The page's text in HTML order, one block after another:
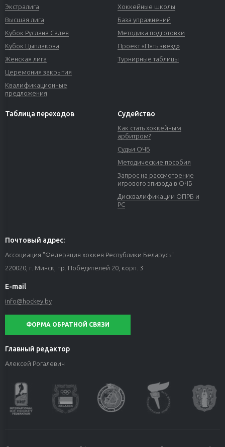
Экстралига
Высшая лига
Кубок Руслана Салея
Кубок Цыплакова
Женская лига
Церемония закрытия
Квалификационные
предложения
Хоккейные школы
База упражнений
Методика подготовки
Проект «Пять звезд»
Турнирные таблицы
Таблица переходов Судейство
Как стать хоккейным
арбитром?
Судьи ОЧБ
Методические пособия
Запрос на рассмотрение
игрового эпизода в ОЧБ
Дисквалификации ОПРБ и
РС
Почтовый адрес:
Ассоциация "Федерация хоккея Республики Беларусь"
220020, г. Минск, пр. Победителей 20, корп. 3
E-mail
info@hockey.by
ФОРМА ОБРАТНОЙ СВЯЗИ
Главный редактор
Алексей Рогалевич